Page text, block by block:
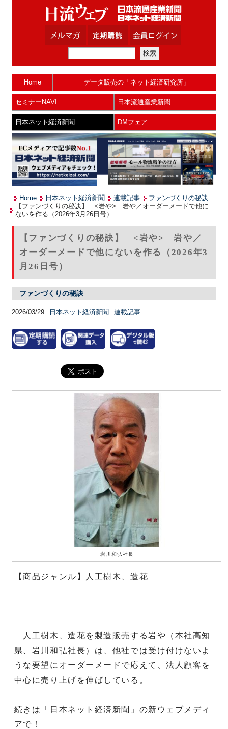
Home データ販売の「ネット経済研究所」
セミナーNAVI 日本流通産業新聞
日本ネット経済新聞 DMフェア
Home 日本ネット経済新聞 連載記事
ファンづくりの秘訣
【ファンづくりの秘訣】 <岩や> 岩や／オーダーメードで他に
ないを作る（2026年3月26日号）
【ファンづくりの秘訣】 <岩や> 岩や／
オーダーメードで他にないを作る（2026年3
月26日号）
ファンづくりの秘訣
2026/03/29 日本ネット経済新聞 連載記事
岩川和弘社長
【商品ジャンル】人工樹木、造花
人工樹木、造花を製造販売する岩や（本社高知
県、岩川和弘社長）は、他社では受け付けないよ
うな要望にオーダーメードで応えて、法人顧客を
中心に売り上げを伸ばしている。
続きは「日本ネット経済新聞」の新ウェブメディ
アで！